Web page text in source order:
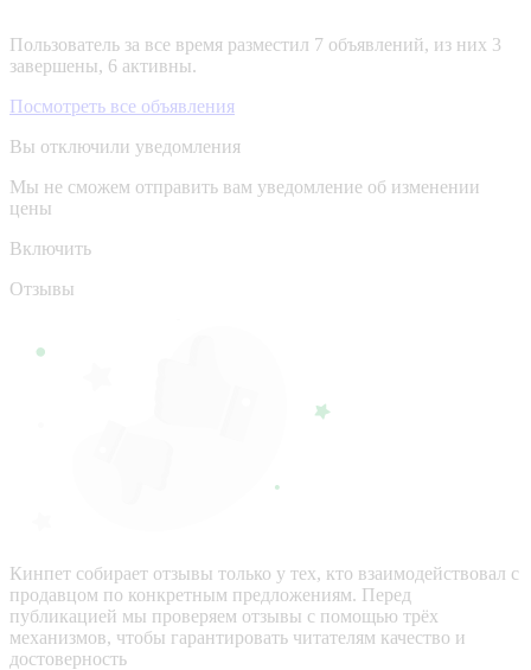
Пользователь за все время разместил 7 объявлений, из них 3
завершены, 6 активны.
Посмотреть все объявления
Вы отключили уведомления
Мы не сможем отправить вам уведомление об изменении
цены
Включить
Отзывы
Кинпет собирает отзывы только у тех, кто взаимодействовал с
продавцом по конкретным предложениям. Перед
публикацией мы проверяем отзывы с помощью трёх
механизмов, чтобы гарантировать читателям качество и
достоверность